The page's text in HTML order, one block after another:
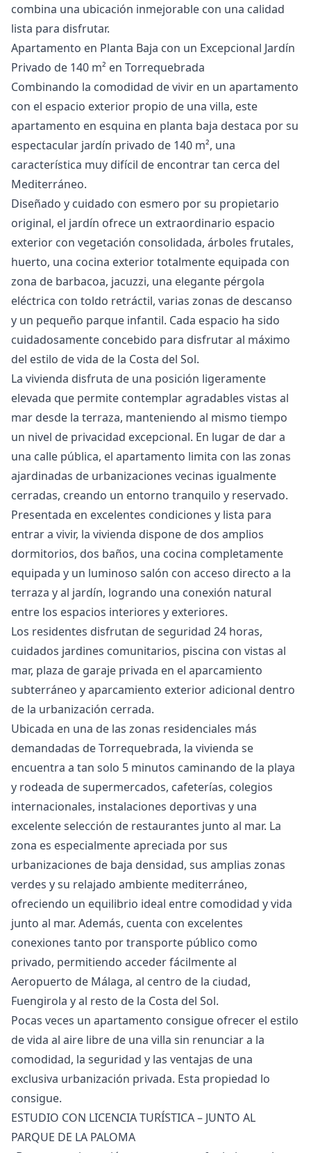
‌combina una ubicación ‌inmejorable ‌con ‌una ‌calidad
‌lista ‌para ‌disfrutar.
Apartamento en Planta Baja con un Excepcional Jardín
Privado de 140 m² en Torrequebrada
Combinando la comodidad de vivir en un apartamento
con el espacio exterior propio de una villa, este
apartamento en esquina en planta baja destaca por su
espectacular jardín privado de 140 m², una
característica muy difícil de encontrar tan cerca del
Mediterráneo.
Diseñado y cuidado con esmero por su propietario
original, el jardín ofrece un extraordinario espacio
exterior con vegetación consolidada, árboles frutales,
huerto, una cocina exterior totalmente equipada con
zona de barbacoa, jacuzzi, una elegante pérgola
eléctrica con toldo retráctil, varias zonas de descanso
y un pequeño parque infantil. Cada espacio ha sido
cuidadosamente concebido para disfrutar al máximo
del estilo de vida de la Costa del Sol.
La vivienda disfruta de una posición ligeramente
elevada que permite contemplar agradables vistas al
mar desde la terraza, manteniendo al mismo tiempo
un nivel de privacidad excepcional. En lugar de dar a
una calle pública, el apartamento limita con las zonas
ajardinadas de urbanizaciones vecinas igualmente
cerradas, creando un entorno tranquilo y reservado.
Presentada en excelentes condiciones y lista para
entrar a vivir, la vivienda dispone de dos amplios
dormitorios, dos baños, una cocina completamente
equipada y un luminoso salón con acceso directo a la
terraza y al jardín, logrando una conexión natural
entre los espacios interiores y exteriores.
Los residentes disfrutan de seguridad 24 horas,
cuidados jardines comunitarios, piscina con vistas al
mar, plaza de garaje privada en el aparcamiento
subterráneo y aparcamiento exterior adicional dentro
de la urbanización cerrada.
Ubicada en una de las zonas residenciales más
demandadas de Torrequebrada, la vivienda se
encuentra a tan solo 5 minutos caminando de la playa
y rodeada de supermercados, cafeterías, colegios
internacionales, instalaciones deportivas y una
excelente selección de restaurantes junto al mar. La
zona es especialmente apreciada por sus
urbanizaciones de baja densidad, sus amplias zonas
verdes y su relajado ambiente mediterráneo,
ofreciendo un equilibrio ideal entre comodidad y vida
junto al mar. Además, cuenta con excelentes
conexiones tanto por transporte público como
privado, permitiendo acceder fácilmente al
Aeropuerto de Málaga, al centro de la ciudad,
Fuengirola y al resto de la Costa del Sol.
Pocas veces un apartamento consigue ofrecer ‌el ‌estilo
‌de ‌vida ‌al aire libre de una ‌villa ‌sin ‌renunciar a la
‌comodidad, ‌la ‌seguridad ‌y las ‌ventajas de una
‌exclusiva ‌urbanización ‌privada. ‌Esta ‌propiedad ‌lo
‌consigue.
ESTUDIO CON LICENCIA TURÍSTICA – JUNTO AL
PARQUE DE LA PALOMA